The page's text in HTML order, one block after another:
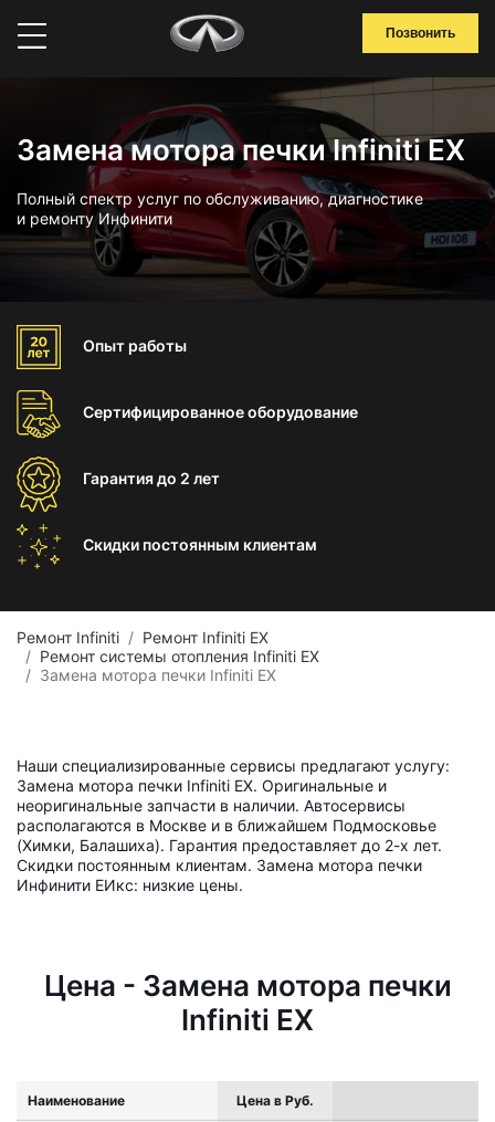
Позвонить
Замена мотора печки Infiniti EX
Полный спектр услуг по обслуживанию, диагностике
и ремонту Инфинити
Опыт работы
Сертифицированноеоборудование
Гарантиядо 2 лет
Скидки постоянным клиентам
Ремонт Infiniti
Ремонт Infiniti EX
Ремонт системы отопления Infiniti EX
Замена мотора печки Infiniti EX
Наши специализированные сервисы предлагают услугу:
Замена мотора печки Infiniti EX. Оригинальные и
неоригинальные запчасти в наличии. Автосервисы
располагаются в Москве и в ближайшем Подмосковье
(Химки, Балашиха). Гарантия предоставляет до 2-х лет.
Скидки постоянным клиентам. Замена мотора печки
Инфинити ЕИкс: низкие цены.
Цена - Замена мотора печки
Infiniti EX
Наименование Цена в Руб.